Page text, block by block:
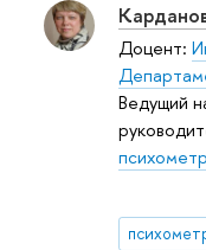
Доцент:
Ведущий